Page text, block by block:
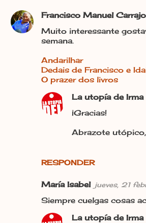
C
o
Francisco Manuel
Muito interessante
semana.
Andarilhar
Dedais de Francisco e
O prazer dos livros
RESPONDER
La utopía de Irma
¡Gracias!
Abrazote
María Isabel jueves, 21
Siempre cuelgas cosas
La utopía de Irma